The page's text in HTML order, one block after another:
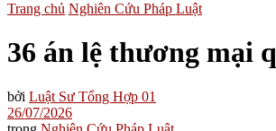
Trang chủ Nghiên Cứu Pháp Luật
36 án lệ thương mại
bởi Luật Sư Tổng Hợp 01
26/07/2026